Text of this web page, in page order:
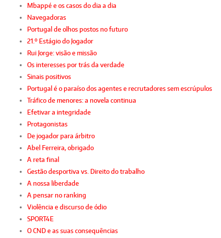
Mbappé e os casos do dia a dia
Navegadoras
Portugal de olhos postos no futuro
21.º Estágio do Jogador
Rui Jorge: visão e missão
Os interesses por trás da verdade
Sinais positivos
Portugal é o paraíso dos agentes e recrutadores sem escrúpulos
Tráfico de menores: a novela continua
Efetivar a integridade
Protagonistas
De jogador para árbitro
Abel Ferreira, obrigado
A reta final
Gestão desportiva vs. Direito do trabalho
A nossa liberdade
A pensar no ranking
Violência e discurso de ódio
SPORT4E
O CND e as suas consequências